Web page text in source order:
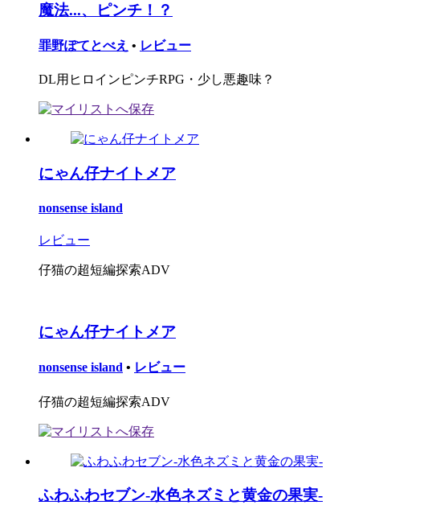
魔法...、ピンチ！？
罪野ぽてとべえ • レビュー
DL用ヒロインピンチRPG・少し悪趣味？
にゃん仔ナイトメア
nonsense island
レビュー
仔猫の超短編探索ADV
にゃん仔ナイトメア
nonsense island • レビュー
仔猫の超短編探索ADV
ふわふわセブン-水色ネズミと黄金の果実-